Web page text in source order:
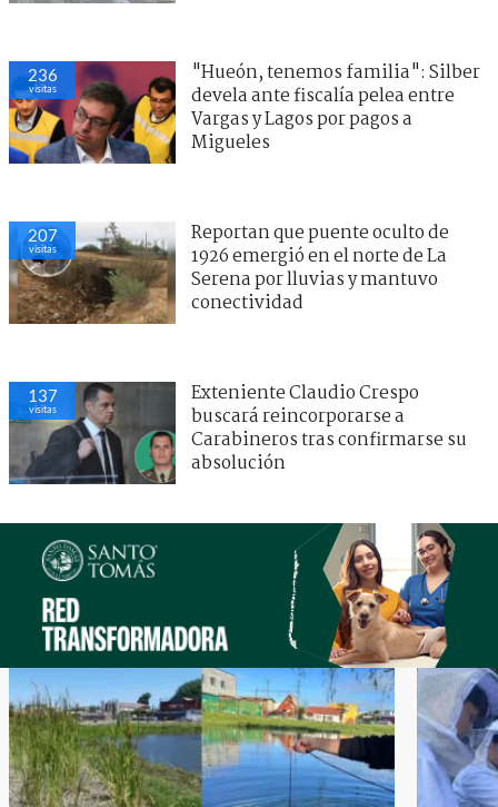
236
visitas
"Hueón, tenemos familia": Silber
devela ante fiscalía pelea entre
Vargas y Lagos por pagos a
Migueles
207
visitas
Reportan que puente oculto de
1926 emergió en el norte de La
Serena por lluvias y mantuvo
conectividad
137
visitas
Exteniente Claudio Crespo
buscará reincorporarse a
Carabineros tras confirmarse su
absolución